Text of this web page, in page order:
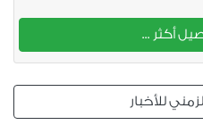
أكثر ...
للأخبار